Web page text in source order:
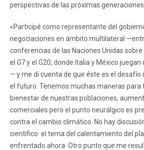
perspectivas de las próximas
«Participé como representante del
negociaciones en ámbito multilateral
conferencias de las Naciones Unidas
el G7 y el G20, donde Italia y México
— y me di cuenta de que éste es el
el futuro. Tenemos muchas maneras para
bienestar de nuestras poblaciones,
comerciales pero el punto neurálgico es
contra el cambio climático. No hay
científico: el tema del calentamiento del
enfrentado ahora. Otro punto que me